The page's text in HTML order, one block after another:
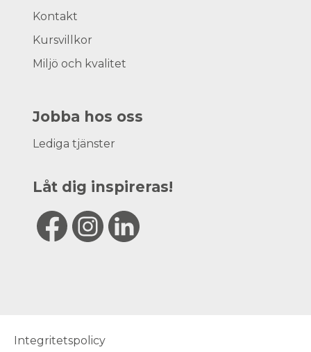
Kontakt
Kursvillkor
Miljö och kvalitet
Jobba hos oss
Lediga tjänster
Låt dig inspireras!
Integritetspolicy